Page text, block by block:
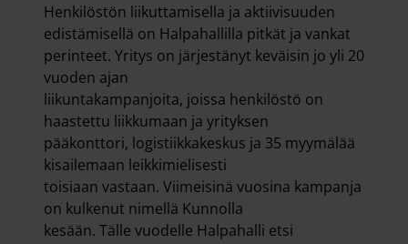
Henkilöstön liikuttamisella ja aktiivisuuden
edistämisellä on Halpahallilla pitkät ja vankat
perinteet. Yritys on järjestänyt keväisin jo yli 20
vuoden ajan
liikuntakampanjoita, joissa henkilöstö on
haastettu liikkumaan ja yrityksen
pääkonttori, logistiikkakeskus ja 35 myymälää
kisailemaan leikkimielisesti
toisiaan vastaan. Viimeisinä vuosina kampanja
on kulkenut nimellä Kunnolla
kesään. Tälle vuodelle Halpahalli etsi